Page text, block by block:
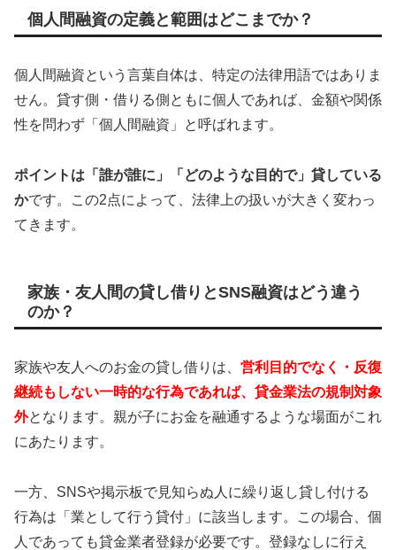
個人間融資の定義と範囲はどこまでか？
個人間融資という言葉自体は、特定の法律用語ではありま
せん。貸す側・借りる側ともに個人であれば、金額や関係
性を問わず「個人間融資」と呼ばれます。
ポイントは「誰が誰に」「どのような目的で」貸している
かです。この2点によって、法律上の扱いが大きく変わっ
てきます。
家族・友人間の貸し借りとSNS融資はどう違う
のか？
家族や友人へのお金の貸し借りは、 営利目的でなく・反復
継続もしない一時的な行為であれば、貸金業法の規制対象
外となります。親が子にお金を融通するような場面がこれ
にあたります。
一方、SNSや掲示板で見知らぬ人に繰り返し貸し付ける
行為は「業として行う貸付」に該当します。この場合、個
人であっても貸金業者登録が必要です。登録なしに行え